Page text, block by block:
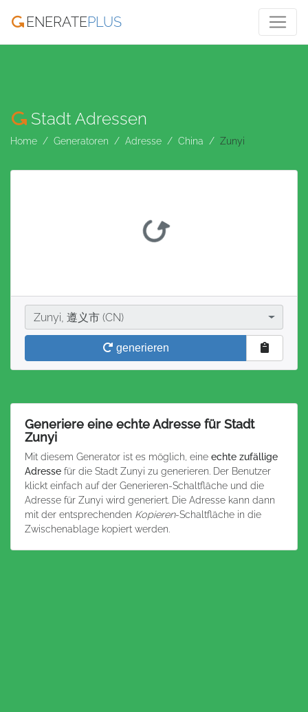
ENERATEPLUS
Stadt Adressen
Home Generatoren Adresse China Zunyi
Stadt
Zunyi, 遵义市 (CN)
generieren
Generiere eine echte Adresse für Stadt
Zunyi
Mit diesem Generator ist es möglich, eine echte zufällige
Adresse für die Stadt Zunyi zu generieren. Der Benutzer
klickt einfach auf der Generieren-Schaltfläche und die
Adresse für Zunyi wird generiert. Die Adresse kann dann
mit der entsprechenden Kopieren-Schaltfläche in die
Zwischenablage kopiert werden.